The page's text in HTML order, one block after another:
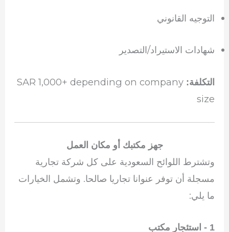
التوجيه القانوني
شهادات الاستيراد/التصدير
التكلفة: SAR 1,000+ depending on company
size
جهز مكتبك أو مكان العمل
وتشترط اللوائح السعودية على كل شركة تجارية
مسجلة أن توفر عنوانا تجاريا صالحا. وتشمل الخيارات
ما يلي:
1 - استئجار مكتب